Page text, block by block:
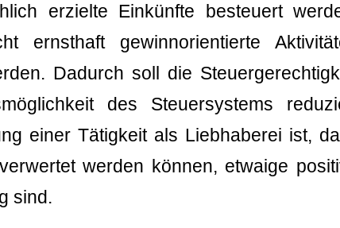
erzielte Einkünfte besteuert
ernsthaft gewinnorientierte
Dadurch soll die
des Steuersystems
einer Tätigkeit als Liebhaberei ist,
werden können, etwaige
sind.